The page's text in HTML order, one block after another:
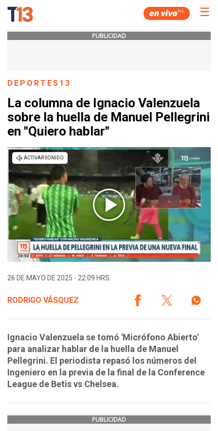
☰
PUBLICIDAD
DEPORTES13
La columna de Ignacio Valenzuela
sobre la huella de Manuel Pellegrini
en "Quiero hablar"
26 DE MAYO DE 2025 - 22:09 HRS.
RODRIGO VÁSQUEZ
Ignacio Valenzuela se tomó 'Micrófono Abierto'
para analizar hablar de la huella de Manuel
Pellegrini. El periodista repasó los números del
Ingeniero en la previa de la final de la Conference
League de Betis vs Chelsea.
PUBLICIDAD